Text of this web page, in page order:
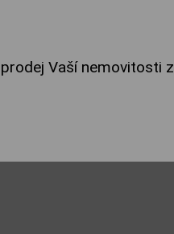
Vaší nemovitosti